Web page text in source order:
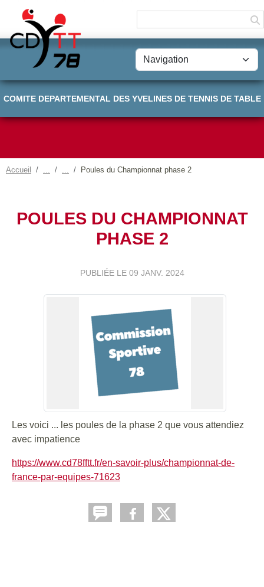
COMITE DEPARTEMENTAL DES YVELINES DE TENNIS DE TABLE
Accueil Poules du Championnat phase 2
POULES DU CHAMPIONNAT
PHASE 2
PUBLIÉE LE 09 JANV. 2024
Les voici ... les poules de la phase 2 que vous attendiez
avec impatience
https://www.cd78fftt.fr/en-savoir-plus/championnat-de-
france-par-equipes-71623
Panneau de gestion des cookies